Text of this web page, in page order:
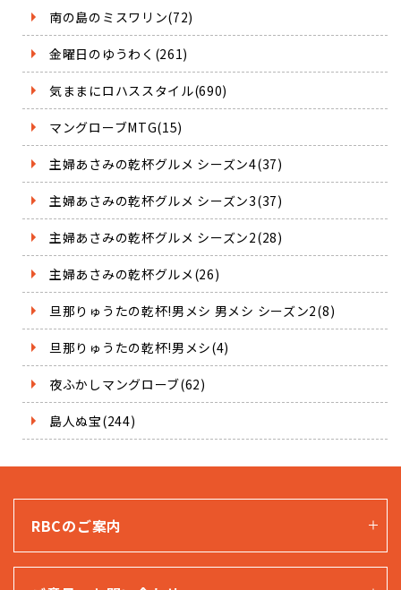
南の島のミスワリン(72)
金曜日のゆうわく(261)
気ままにロハススタイル(690)
マングローブMTG(15)
主婦あさみの乾杯グルメ シーズン4(37)
主婦あさみの乾杯グルメ シーズン3(37)
主婦あさみの乾杯グルメ シーズン2(28)
主婦あさみの乾杯グルメ(26)
旦那りゅうたの乾杯!男メシ 男メシ シーズン2(8)
旦那りゅうたの乾杯!男メシ(4)
夜ふかしマングローブ(62)
島人ぬ宝(244)
RBCのご案内